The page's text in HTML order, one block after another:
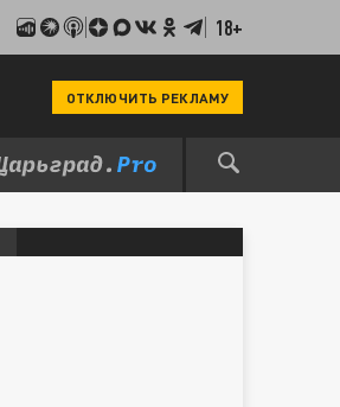
18+
ОТКЛЮЧИТЬ РЕКЛАМУ